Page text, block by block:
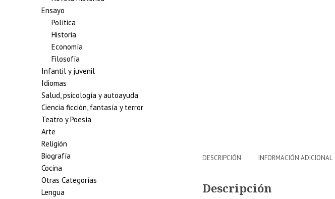
DESCRIPCIÓN INFORMACIÓN ADICIONAL
Descripción
Ensayo
Política
Historia
Economía
Filosofía
Infantil y juvenil
Idiomas
Salud, psicología y autoayuda
Ciencia ficción, fantasía y terror
Teatro y Poesía
Arte
Religión
Biografía
Cocina
Otras Categorías
Lengua